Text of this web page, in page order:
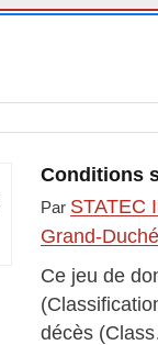
Conditions
Par STATEC
Grand-
Ce jeu de
décès